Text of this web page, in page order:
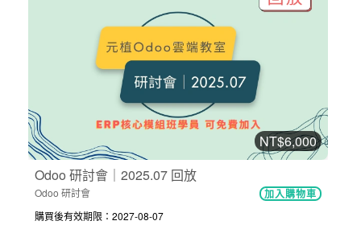
NT$6,000
Odoo 研討會｜2025.07 回放
Odoo 研討會 加入購物車
購買後有效期限：2027-08-07